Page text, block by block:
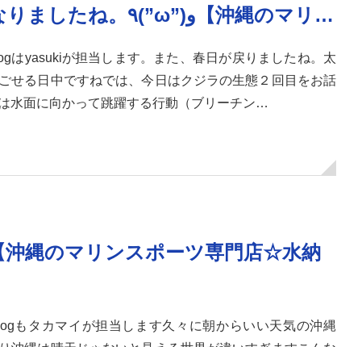
また、春日になりましたね。٩(”ω”)و【沖縄のマリ…
はyasukiが担当します。また、春日が戻りましたね。太
せる日中ですねでは、今日はクジラの生態２回目をお話
水面に向かって跳躍する行動（ブリーチン…
縄のマリンスポーツ専門店☆水納
もタカマイが担当します久々に朝からいい天気の沖縄